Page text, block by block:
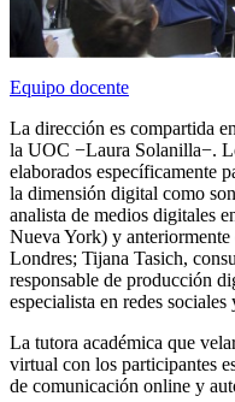
Equipo docente
La dirección es compartida
la UOC −Laura Solanilla−.
elaborados específicamente
la dimensión digital como son
analista de medios digitales
Nueva York) y
Londres; Tijana Tasich,
responsable de producción
especialista en redes
La tutora académica que
virtual con los participantes
de comunicación online y